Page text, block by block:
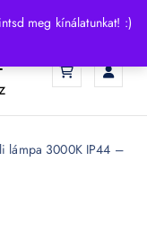
meg kínálatunkat! :)
lámpa 3000K IP44 –